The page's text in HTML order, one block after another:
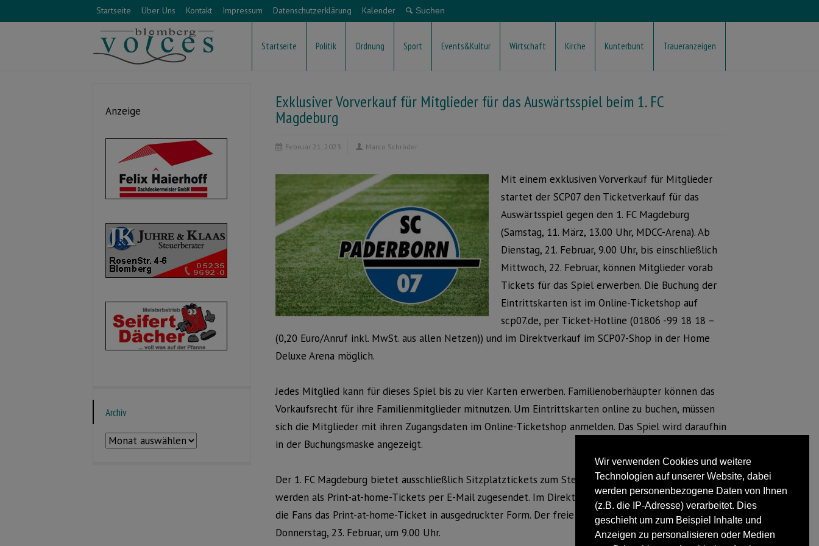
Wir verwenden Cookies und weitere
Technologien auf unserer Website, dabei
werden personenbezogene Daten von Ihnen
(z.B. die IP-Adresse) verarbeitet. Dies
geschieht um zum Beispiel Inhalte und
Anzeigen zu personalisieren oder Medien
Startseite Über Uns Kontakt Impressum Datenschutzerklärung Kalender
Startseite Politik Ordnung Sport Events&Kultur Wirtschaft Kirche Kunterbunt Traueranzeigen
Exklusiver Vorverkauf für Mitglieder für das Auswärtsspiel beim 1. FC
Magdeburg
Februar 21, 2023 Marco Schröder
Mit einem exklusiven Vorverkauf für Mitglieder
startet der SCP07 den Ticketverkauf für das
Auswärtsspiel gegen den 1. FC Magdeburg
(Samstag, 11. März, 13.00 Uhr, MDCC-Arena). Ab
Dienstag, 21. Februar, 9.00 Uhr, bis einschließlich
Mittwoch, 22. Februar, können Mitglieder vorab
Tickets für das Spiel erwerben. Die Buchung der
Eintrittskarten ist im Online-Ticketshop auf
scp07.de, per Ticket-Hotline (01806 -99 18 18 –
(0,20 Euro/Anruf inkl. MwSt. aus allen Netzen)) und im Direktverkauf im SCP07-Shop in der Home
Deluxe Arena möglich.
Jedes Mitglied kann für dieses Spiel bis zu vier Karten erwerben. Familienoberhäupter können das
Vorkaufsrecht für ihre Familienmitglieder mitnutzen. Um Eintrittskarten online zu buchen, müssen
sich die Mitglieder mit ihren Zugangsdaten im Online-Ticketshop anmelden. Das Spiel wird daraufhin
in der Buchungsmaske angezeigt.
Der 1. FC Magdeburg bietet ausschließlich Sitzplatztickets zum Stehplatzpreis an. Gebuchte Tickets
werden als Print-at-home-Tickets per E-Mail zugesendet. Im Direktverkauf im SCP07-Shop erhalten
die Fans das Print-at-home-Ticket in ausgedruckter Form. Der freie Verkauf für das Spiel startet am
Donnerstag, 23. Februar, um 9.00 Uhr.
Anzeige
Archiv
Archiv